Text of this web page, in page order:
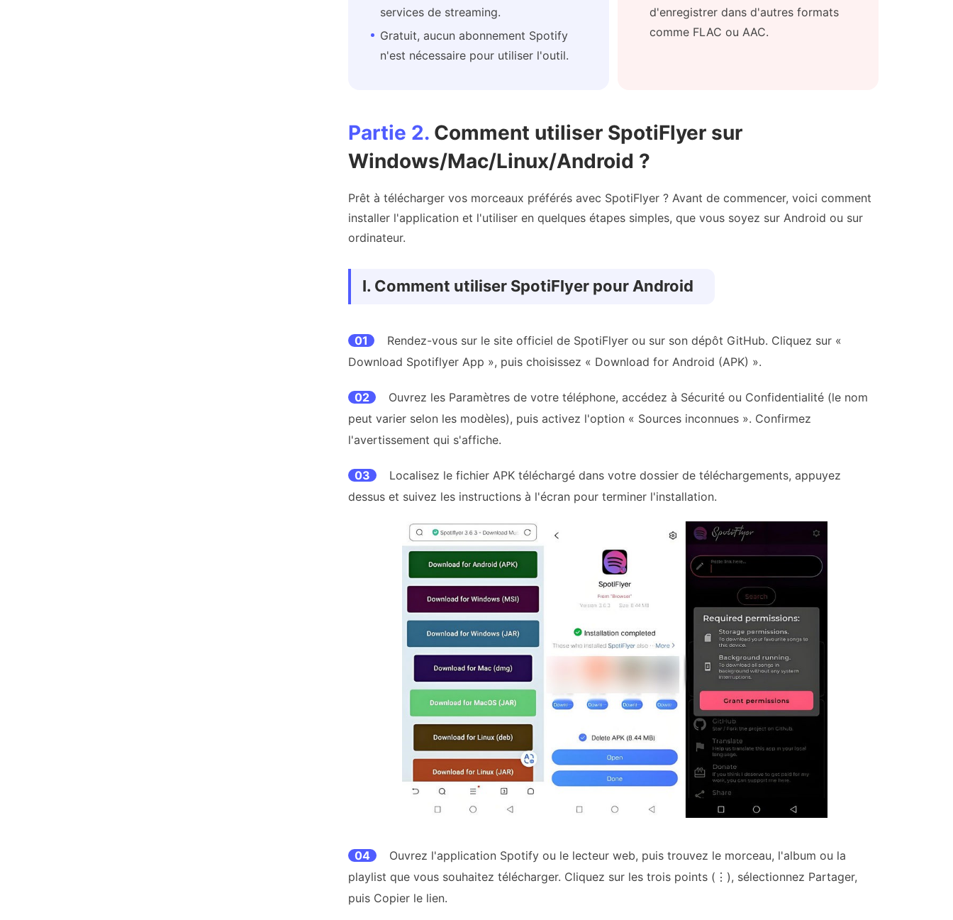
services de streaming.
Gratuit, aucun abonnement Spotify
n'est nécessaire pour utiliser l'outil.
d'enregistrer dans d'autres formats
comme FLAC ou AAC.
Partie 2. Comment utiliser SpotiFlyer sur
Windows/Mac/Linux/Android ?
Prêt à télécharger vos morceaux préférés avec SpotiFlyer ? Avant de commencer, voici comment
installer l'application et l'utiliser en quelques étapes simples, que vous soyez sur Android ou sur
ordinateur.
Ⅰ. Comment utiliser SpotiFlyer pour Android
01
Rendez-vous sur le site officiel de SpotiFlyer ou sur son dépôt GitHub. Cliquez sur «
Download Spotiflyer App », puis choisissez « Download for Android (APK) ».
02
Ouvrez les Paramètres de votre téléphone, accédez à Sécurité ou Confidentialité (le nom
peut varier selon les modèles), puis activez l'option « Sources inconnues ». Confirmez
l'avertissement qui s'affiche.
03
Localisez le fichier APK téléchargé dans votre dossier de téléchargements, appuyez
dessus et suivez les instructions à l'écran pour terminer l'installation.
04
Ouvrez l'application Spotify ou le lecteur web, puis trouvez le morceau, l'album ou la
playlist que vous souhaitez télécharger. Cliquez sur les trois points (⋮), sélectionnez Partager,
puis Copier le lien.